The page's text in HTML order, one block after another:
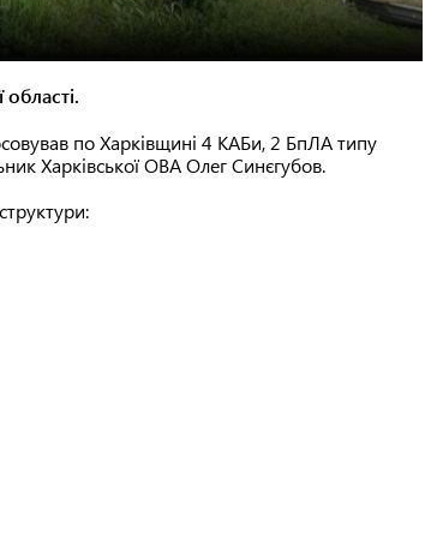
по Харківщині 4 КАБи, 2 БпЛА типу
Харківської ОВА Олег Синєгубов.